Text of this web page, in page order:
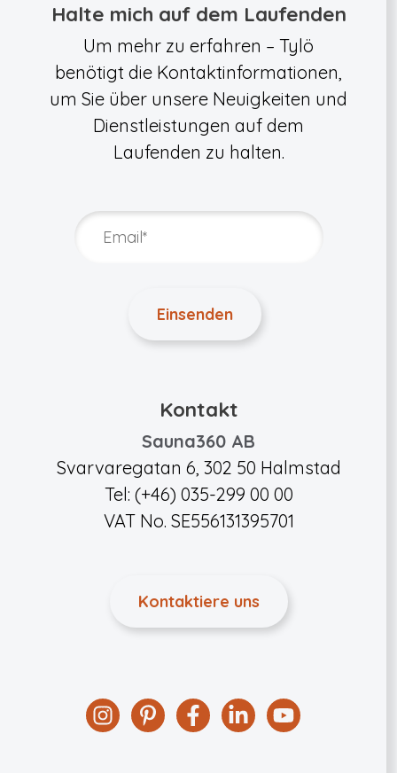
Halte mich auf dem Laufenden
Um mehr zu erfahren – Tylö
benötigt die Kontaktinformationen,
um Sie über unsere Neuigkeiten und
Dienstleistungen auf dem
Laufenden zu halten.
Kontakt
Sauna360 AB
Svarvaregatan 6, 302 50 Halmstad
Tel: (+46) 035-299 00 00
VAT No. SE556131395701
Kontaktiere uns
InstagramPinterestFacebook
LinkedinYouTube